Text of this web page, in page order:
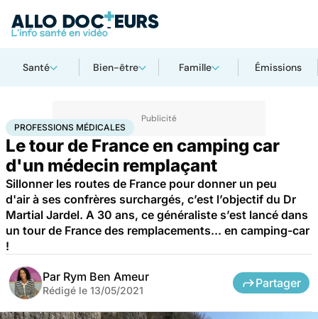
Santé Bien-être Famille Émissions
AccueilSantéProfessions médicales
PROFESSIONS MÉDICALES
Le tour de France en camping car
d'un médecin remplaçant
Sillonner les routes de France pour donner un peu
d'air à ses confrères surchargés, c’est l’objectif du Dr
Martial Jardel. A 30 ans, ce généraliste s’est lancé dans
un tour de France des remplacements... en camping-car
!
Par Rym Ben Ameur
Rédigé le 13/05/2021
Partager